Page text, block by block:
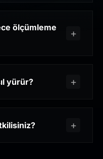
ölçümleme
yürür?